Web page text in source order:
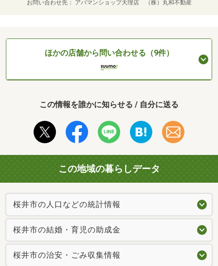
お問い合わせ先 アパマンショップ天理店 （株）丸和不動産
ほかの店舗から問い合わせる（9件）
この情報を誰かに知らせる / 自分に送る
この地域の暮らしデータ
桜井市の人口などの統計情報
桜井市の結婚・育児の助成金
桜井市の治安・ごみ収集情報